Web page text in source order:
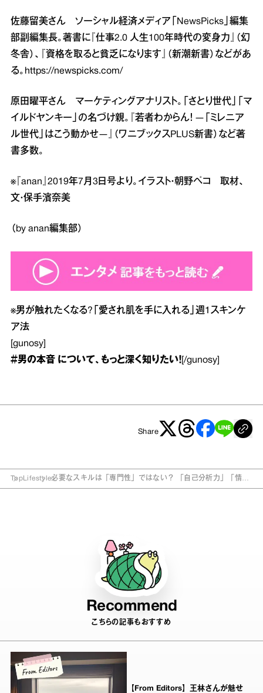
佐藤留美さん ソーシャル経済メディア「NewsPicks」編集
部副編集長。著書に『仕事2.0 人生100年時代の変身力』（幻
冬舎）、『資格を取ると貧乏になります』（新潮新書）などがあ
る。 https://newspicks.com/
原田曜平さん マーケティングアナリスト。「さとり世代」「マ
イルドヤンキー」の名づけ親。『若者わからん！ ―「ミレニア
ル世代」はこう動かせ―』（ワニブックスPLUS新書）など著
書多数。
※『anan』2019年7月3日号より。イラスト・朝野ペコ 取材、
文・保手濱奈美
（by anan編集部）
※男が触れたくなる?「愛され肌を手に入れる」週1スキンケ
ア法
[gunosy]
＃男の本音 について、もっと深く知りたい！ [/gunosy]
Share
Top Lifestyle必要なスキルは「専門性」ではない？ 「自己分析力」「情報
Recommend
こちらの記事もおすすめ
【From Editors】王林さんが魅せ